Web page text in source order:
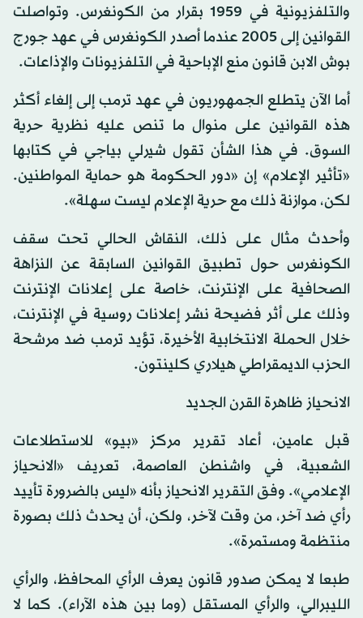
والتلفزيونية في 1959 بقرار من الكونغرس. وتواصلت
القوانين إلى 2005 عندما أصدر الكونغرس في عهد جورج
بوش الابن قانون منع الإباحية في التلفزيونات والإذاعات.
أما الآن يتطلع الجمهوريون في عهد ترمب إلى إلغاء أكثر
هذه القوانين على منوال ما تنص عليه نظرية حرية
السوق. في هذا الشأن تقول شيرلي بياجي في كتابها
«تأثير الإعلام» إن «دور الحكومة هو حماية المواطنين.
لكن، موازنة ذلك مع حرية الإعلام ليست سهلة».
وأحدث مثال على ذلك، النقاش الحالي تحت سقف
الكونغرس حول تطبيق القوانين السابقة عن النزاهة
الصحافية على الإنترنت، خاصة على إعلانات الإنترنت
وذلك على أثر فضيحة نشر إعلانات روسية في الإنترنت،
خلال الحملة الانتخابية الأخيرة، تؤيد ترمب ضد مرشحة
الحزب الديمقراطي هيلاري كلينتون.
الانحياز ظاهرة القرن الجديد
قبل عامين، أعاد تقرير مركز «بيو» للاستطلاعات
الشعبية، في واشنطن العاصمة، تعريف «الانحياز
الإعلامي». وفق التقرير الانحياز بأنه «ليس بالضرورة تأييد
رأي ضد آخر، من وقت لآخر، ولكن، أن يحدث ذلك بصورة
منتظمة ومستمرة».
طبعا لا يمكن صدور قانون يعرف الرأي المحافظ، والرأي
الليبرالي، والرأي المستقل (وما بين هذه الآراء). كما لا